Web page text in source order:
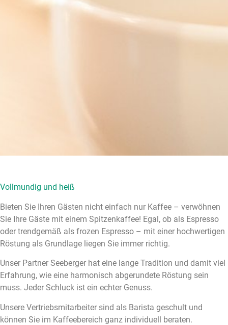
Vollmundig und heiß
Bieten Sie Ihren Gästen nicht einfach nur Kaffee – verwöhnen
Sie Ihre Gäste mit einem Spitzenkaffee! Egal, ob als Espresso
oder trendgemäß als frozen Espresso – mit einer hochwertigen
Röstung als Grundlage liegen Sie immer richtig.
Unser Partner Seeberger hat eine lange Tradition und damit viel
Erfahrung, wie eine harmonisch abgerundete Röstung sein
muss. Jeder Schluck ist ein echter Genuss.
Unsere Vertriebsmitarbeiter sind als Barista geschult und
können Sie im Kaffeebereich ganz individuell beraten.